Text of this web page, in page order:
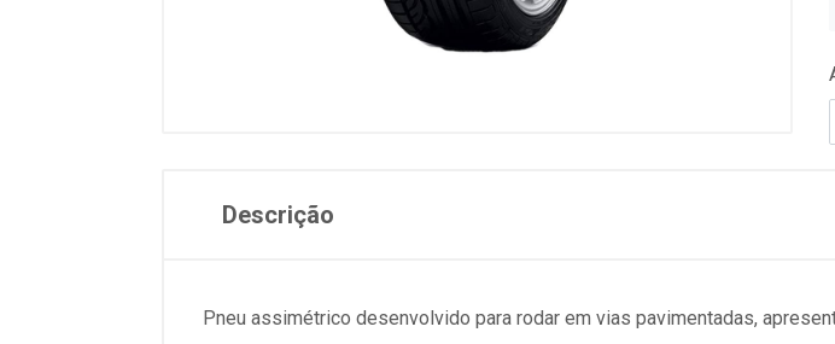
Descrição
Pneu assimétrico desenvolvido para rodar em vias pavimentadas,